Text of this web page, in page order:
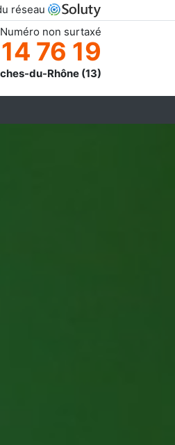
réseau
Numéro non surtaxé
76 19
du-Rhône (13)